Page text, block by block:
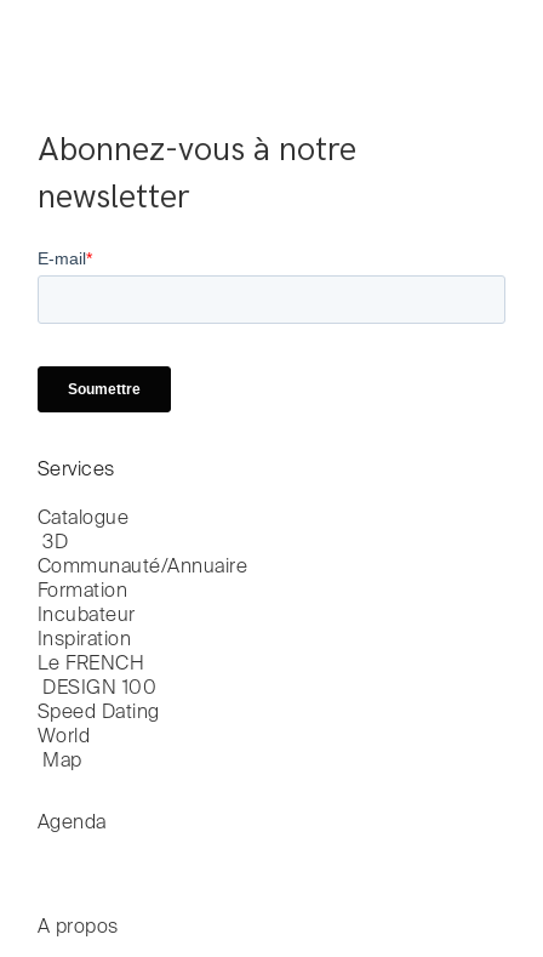
Abonnez-vous à notre
newsletter
Services
Catalogue
3D
Communauté/Annuaire
Formation
Incubateur
Inspiration
Le FRENCH
DESIGN 100
Speed Dating
World
Map
Agenda
A propos